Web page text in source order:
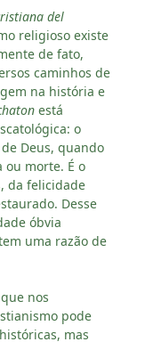
del
religioso existe
de fato,
caminhos de
na história e
está
o
Deus, quando
ou morte. É o
da felicidade
Desse
óbvia
uma razão de
nos
pode
mas